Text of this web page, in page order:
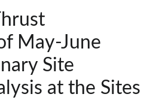
May-June
Site
at the Sites